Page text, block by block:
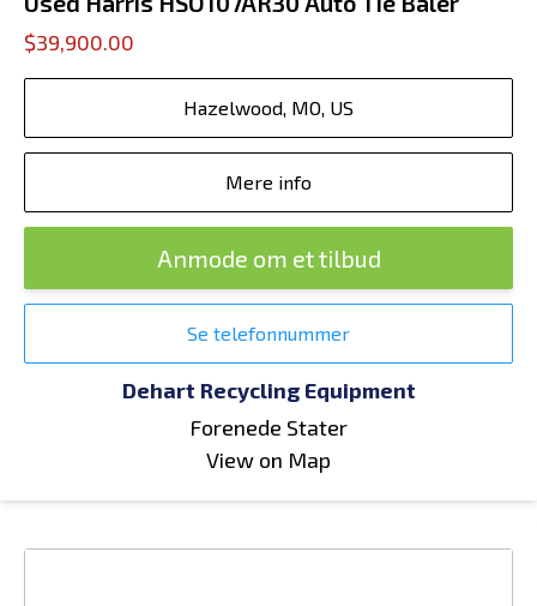
$39,900.00
Hazelwood, MO, US
Mere info
Anmode om et tilbud
Se telefonnummer
Dehart Recycling Equipment
Forenede Stater
View on Map